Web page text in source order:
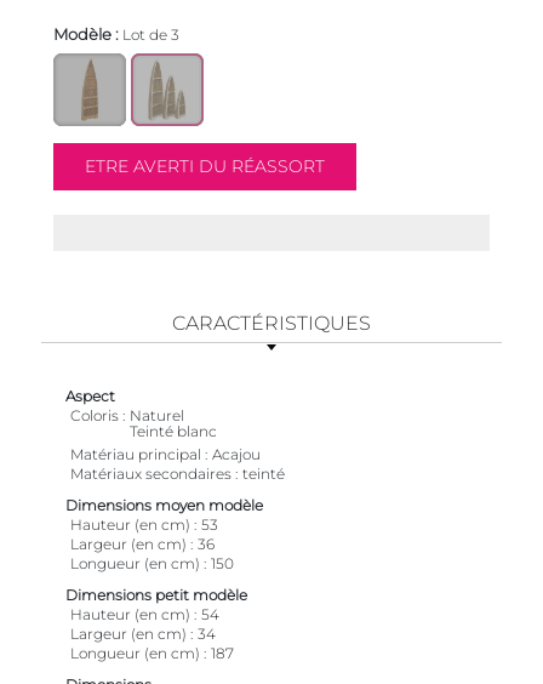
Modèle : Lot de 3
CARACTÉRISTIQUES
Aspect
Coloris
Naturel
Teinté blanc
Matériau principal
Acajou
Matériaux secondaires teinté
Dimensions moyen modèle
Hauteur (en cm)
53
Largeur (en cm)
36
Longueur (en cm)
150
Dimensions petit modèle
Hauteur (en cm)
54
Largeur (en cm)
34
Longueur (en cm)
187